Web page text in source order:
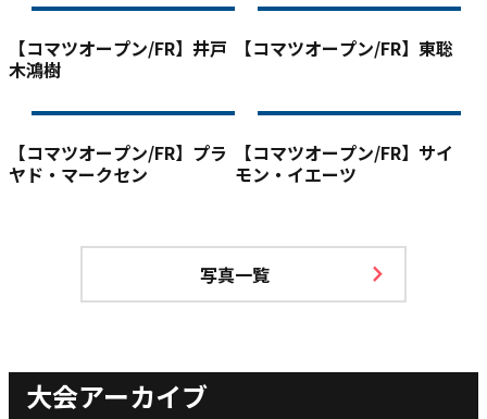
【コマツオープン/FR】井戸
木鴻樹
【コマツオープン/FR】東聡
【コマツオープン/FR】プラ
ヤド・マークセン
【コマツオープン/FR】サイ
モン・イエーツ
写真一覧
大会アーカイブ